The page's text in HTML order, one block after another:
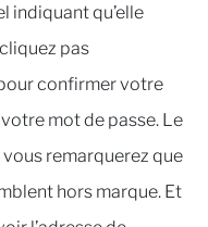
indiquant qu’elle
pas
confirmer votre
mot de passe. Le
remarquerez que
hors marque. Et